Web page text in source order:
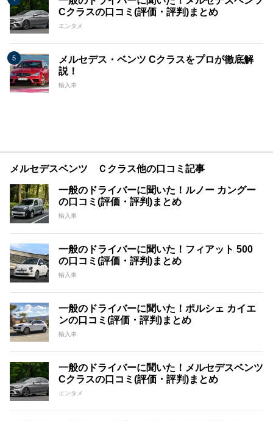
Cクラスの口コミ(評価・評判)まとめ
エンタメ
メルセデス・ベンツ Cクラスをプロが徹底解
説！
輸入車
メルセデスベンツ Ｃクラス他の口コミ記事
一般のドライバーに聞いた！ルノー カングー
の口コミ(評価・評判)まとめ
輸入車
一般のドライバーに聞いた！フィアット 500
の口コミ(評価・評判)まとめ
輸入車
一般のドライバーに聞いた！ポルシェ カイエ
ンの口コミ(評価・評判)まとめ
輸入車
一般のドライバーに聞いた！メルセデスベンツ
Cクラスの口コミ(評価・評判)まとめ
エンタメ